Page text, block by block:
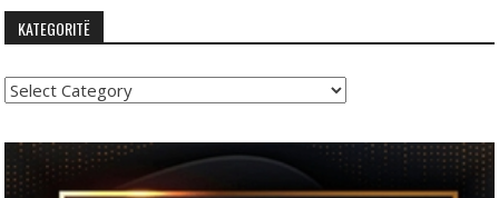
KATEGORITË
Kategoritë